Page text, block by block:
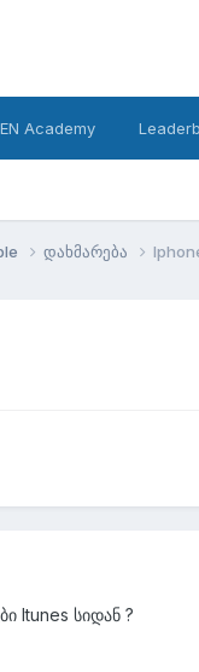
Academy
დახმარება
Itunes სიდან ?